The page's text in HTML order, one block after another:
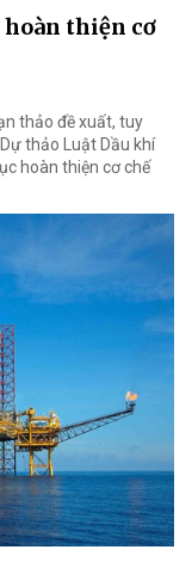
hoàn thiện cơ
thảo đề xuất, tuy
thảo Luật Dầu khí
hoàn thiện cơ chế